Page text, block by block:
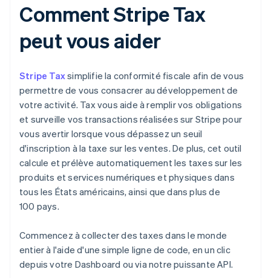
Comment Stripe Tax
peut vous aider
Stripe Taxsimplifie la conformité fiscale afin de vous
permettre de vous consacrer au développement de
votre activité. Tax vous aide à remplir vos obligations
et surveille vos transactions réalisées sur Stripe pour
vous avertir lorsque vous dépassez un seuil
d'inscription à la taxe sur les ventes. De plus, cet outil
calcule et prélève automatiquement les taxes sur les
produits et services numériques et physiques dans
tous les États américains, ainsi que dans plus de
100 pays.
Commencez à collecter des taxes dans le monde
entier à l'aide d'une simple ligne de code, en un clic
depuis votre Dashboard ou via notre puissante API.